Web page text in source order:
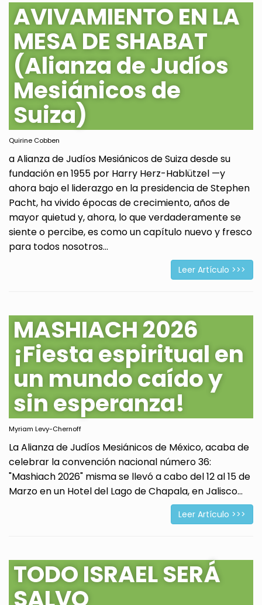
AVIVAMIENTO EN LA
MESA DE SHABAT
(Alianza de Judíos
Mesiánicos de
Suiza)
Quirine Cobben
a Alianza de Judíos Mesiánicos de Suiza desde su
fundación en 1955 por Harry Herz-Hablützel —y
ahora bajo el liderazgo en la presidencia de Stephen
Pacht, ha vivido épocas de crecimiento, años de
mayor quietud y, ahora, lo que verdaderamente se
siente o percibe, es como un capítulo nuevo y fresco
para todos nosotros...
Leer Artículo >>>
MASHIACH 2026
¡Fiesta espiritual en
un mundo caído y
sin esperanza!
Myriam Levy-Chernoff
La Alianza de Judíos Mesiánicos de México, acaba de
celebrar la convención nacional número 36:
"Mashiach 2026" misma se llevó a cabo del 12 al 15 de
Marzo en un Hotel del Lago de Chapala, en Jalisco...
Leer Artículo >>>
TODO ISRAEL SERÁ